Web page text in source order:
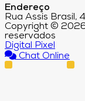
Endereço
Rua Assis Brasil,
Copyright ©
reservados
Digital Pixel
Chat Online